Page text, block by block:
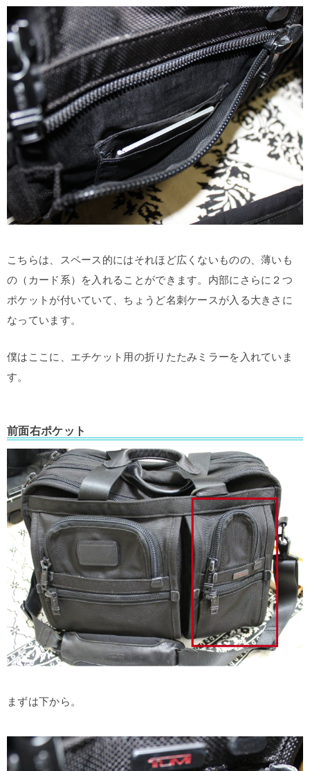
こちらは、スペース的にはそれほど広くないものの、薄いも
の（カード系）を入れることができます。内部にさらに２つ
ポケットが付いていて、ちょうど名刺ケースが入る大きさに
なっています。
僕はここに、エチケット用の折りたたみミラーを入れていま
す。
前面右ポケット
まずは下から。